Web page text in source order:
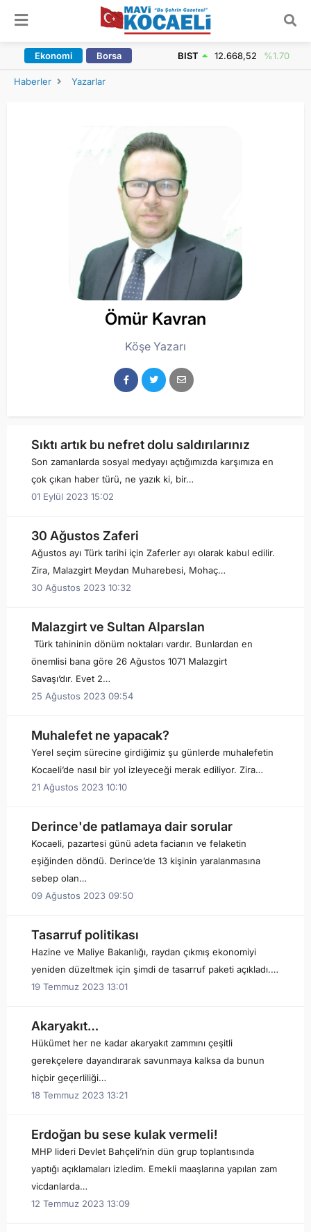
Ekonomi Borsa BIST 12.668,52 %1.70
Haberler Yazarlar
Ömür Kavran
Köşe Yazarı
Sıktı artık bu nefret dolu saldırılarınız
Son zamanlarda sosyal medyayı açtığımızda karşımıza en
çok çıkan haber türü, ne yazık ki, bir…
01 Eylül 2023 15:02
30 Ağustos Zaferi
Ağustos ayı Türk tarihi için Zaferler ayı olarak kabul edilir.
Zira, Malazgirt Meydan Muharebesi, Mohaç…
30 Ağustos 2023 10:32
Malazgirt ve Sultan Alparslan
Türk tahininin dönüm noktaları vardır. Bunlardan en
önemlisi bana göre 26 Ağustos 1071 Malazgirt
Savaşı’dır. Evet 2…
25 Ağustos 2023 09:54
Muhalefet ne yapacak?
Yerel seçim sürecine girdiğimiz şu günlerde muhalefetin
Kocaeli’de nasıl bir yol izleyeceği merak ediliyor. Zira…
21 Ağustos 2023 10:10
Derince'de patlamaya dair sorular
Kocaeli, pazartesi günü adeta facianın ve felaketin
eşiğinden döndü. Derince’de 13 kişinin yaralanmasına
sebep olan…
09 Ağustos 2023 09:50
Tasarruf politikası
Hazine ve Maliye Bakanlığı, raydan çıkmış ekonomiyi
yeniden düzeltmek için şimdi de tasarruf paketi açıkladı.…
19 Temmuz 2023 13:01
Akaryakıt…
Hükümet her ne kadar akaryakıt zammını çeşitli
gerekçelere dayandırarak savunmaya kalksa da bunun
hiçbir geçerliliği…
18 Temmuz 2023 13:21
Erdoğan bu sese kulak vermeli!
MHP lideri Devlet Bahçeli’nin dün grup toplantısında
yaptığı açıklamaları izledim. Emekli maaşlarına yapılan zam
vicdanlarda…
12 Temmuz 2023 13:09